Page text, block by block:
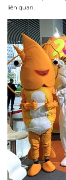
liên quan.